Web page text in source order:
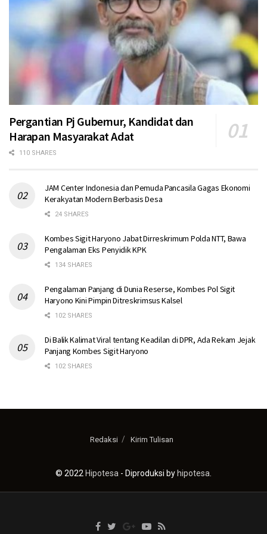
Pergantian Pj Gubernur, Kandidat dan
Harapan Masyarakat Adat
110 SHARES
JAM Center Indonesia dan Pemuda Pancasila Gagas Ekonomi
Kerakyatan Modern Berbasis Desa
24 SHARES
Kombes Sigit Haryono Jabat Dirreskrimum Polda NTT, Bawa
Pengalaman Eks Penyidik KPK
134 SHARES
Pengalaman Panjang di Dunia Reserse, Kombes Pol Sigit
Haryono Kini Pimpin Ditreskrimsus Kalsel
102 SHARES
Di Balik Kalimat Viral tentang Keadilan di DPR, Ada Rekam Jejak
Panjang Kombes Sigit Haryono
102 SHARES
Redaksi Kirim Tulisan
© 2022 Hipotesa - Diproduksi by hipotesa.